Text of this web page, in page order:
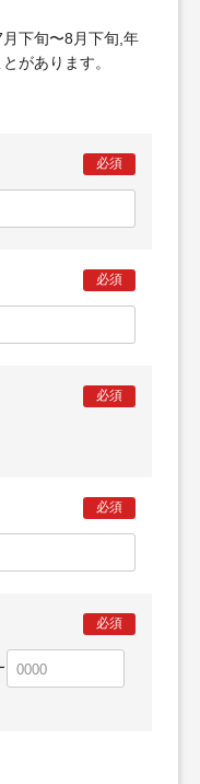
下旬〜8月下旬,年
があります。
必須
必須
必須
必須
必須